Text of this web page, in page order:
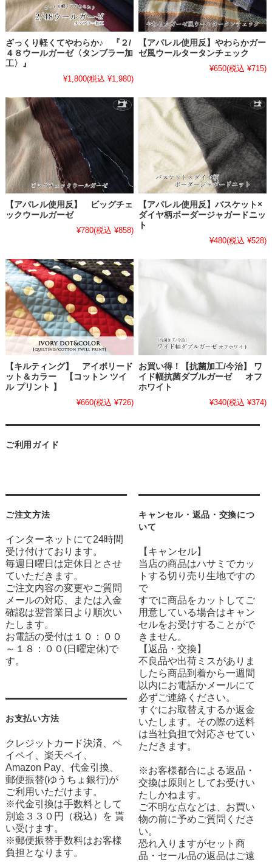
ざっくり軽くてやわらか♪ 『２/
４８ウールガーゼ〈タンブラー加
工〉』
¥1,800(税込 ¥1,980)
【アパレル使用反】やわらかガー
ゼ風ウールタータンチェック
¥650(税込 ¥715)
【アパレル使用反】 ビッグチェ
ックウールガーゼ
¥780(税込 ¥858)
【アパレル使用反】バスケット×
ダイヤ柄ボーダージャガードニッ
ト
¥480(税込 ¥528)
【キルティング】 アイボリード
ット＆カラー 【コットン ツイ
ル プリント 】
¥660(税込 ¥726)
お買い得！【抗菌加工/今治】 ワ
イド幅抗菌ダブルガーゼ オフ
ホワイト
¥340(税込 ¥374)
ご利用ガイド
ご注文方法
インターネットにて24時間
受け付けております。
毎週日曜日は定休日とさせ
ていただきます。
ご注文内容の変更やご質問
メールの対応、または入金
確認は翌営業日より順次い
たします。
お電話の受付は１０：００
～１８：００(日曜定休)で
す。
お支払い方法
クレジットカード決済、ペ
イペイ、楽天ペイ、
Amazon Pay、代金引換、
郵便振替(ゆうちょ銀行)が
ご利用いただけます。
※代金引換は手数料として
別途３３０円（税込）を 貰
い受けます。
※郵便振替手数料はお客様
負担となります。
キャンセル・返品・交換につ
いて
【キャンセル】
当店の商品はハサミでカッ
トする切り売り生地ですの
で
すでに商品をカットしてご
用意している場合はキャン
セルをお受けすることがで
きません。
【返品・交換】
不良品や出荷ミスがありま
したら商品到着から一週間
以内にお電話かメールにて
必ずご連絡ください。
すぐにお取替えするか返金
いたします。その際の送料
は当社負担で対応させてい
ただきます。
※お客様都合による返品・
交換は原則としてお受けい
たしかねます。
ご不明な点などは、お買い
物の前に予めご質問くださ
い。
恐れ入りますがセット商
品・セール品の返品はご遠